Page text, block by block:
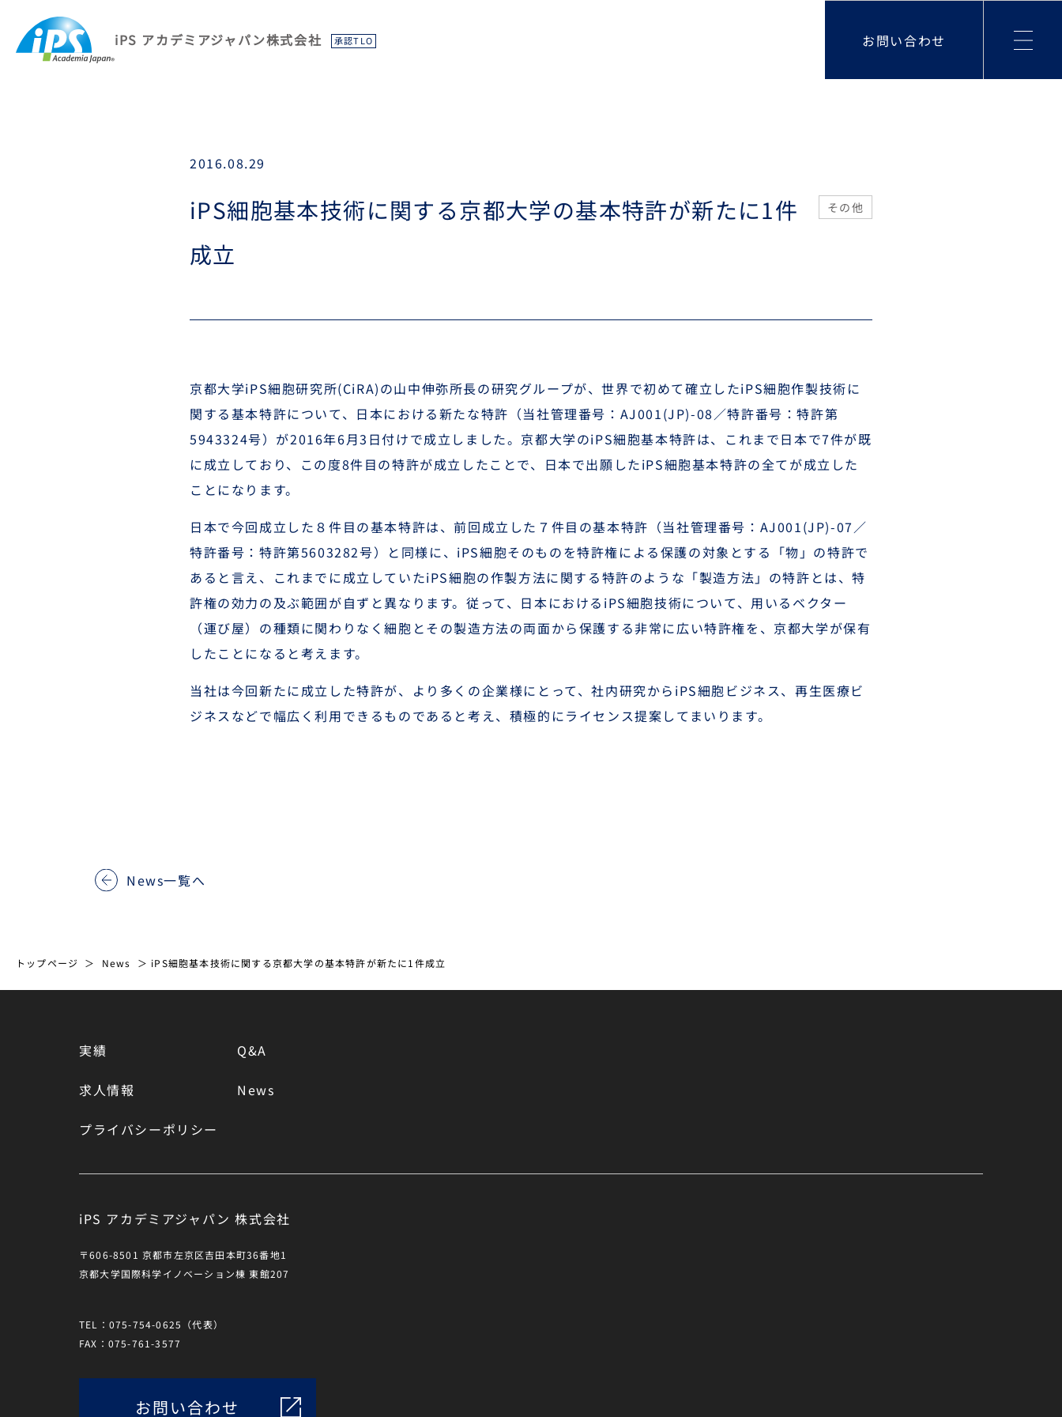
iPS アカデミアジャパン株式会社 承認TLO お問い合わせ
2016.08.29
iPS細胞基本技術に関する京都大学の基本特許が新たに1件
成立
その他
京都大学iPS細胞研究所(CiRA)の山中伸弥所長の研究グループが、世界で初めて確立したiPS細胞作製技術に
関する基本特許について、日本における新たな特許（当社管理番号：AJ001(JP)-08／特許番号：特許第
5943324号）が2016年6月3日付けで成立しました。京都大学のiPS細胞基本特許は、これまで日本で7件が既
に成立しており、この度8件目の特許が成立したことで、日本で出願したiPS細胞基本特許の全てが成立した
ことになります。
日本で今回成立した８件目の基本特許は、前回成立した７件目の基本特許（当社管理番号：AJ001(JP)-07／
特許番号：特許第5603282号）と同様に、iPS細胞そのものを特許権による保護の対象とする「物」の特許で
あると言え、これまでに成立していたiPS細胞の作製方法に関する特許のような「製造方法」の特許とは、特
許権の効力の及ぶ範囲が自ずと異なります。従って、日本におけるiPS細胞技術について、用いるベクター
（運び屋）の種類に関わりなく細胞とその製造方法の両面から保護する非常に広い特許権を、京都大学が保有
したことになると考えます。
当社は今回新たに成立した特許が、より多くの企業様にとって、社内研究からiPS細胞ビジネス、再生医療ビ
ジネスなどで幅広く利用できるものであると考え、積極的にライセンス提案してまいります。
News一覧へ
トップページ News iPS細胞基本技術に関する京都大学の基本特許が新たに1件成立
実績 Q&A
求人情報 News
プライバシーポリシー
iPS アカデミアジャパン 株式会社
〒606-8501 京都市左京区吉田本町36番地1
京都大学国際科学イノベーション棟 東館207
TEL：075-754-0625（代表）
FAX：075-761-3577
お問い合わせ